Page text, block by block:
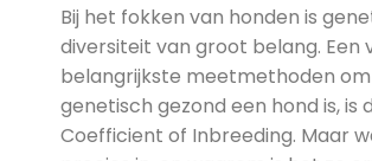
Bij het fokken van honden is
diversiteit van groot belang. Een
belangrijkste meetmethoden
genetisch gezond een hond is, is
Coefficient of Inbreeding. Maar